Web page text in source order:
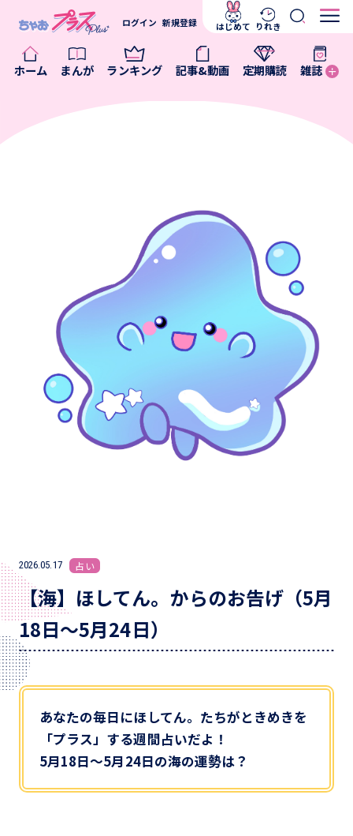
ホーム まんが ランキング 記事&動画 定期購読 雑誌
ログイン 新規登録 はじめて りれき
2026.05.17 占い
【海】ほしてん。からのお告げ（5月
18日～5月24日）
あなたの毎日にほしてん。たちがときめきを
「プラス」する週間占いだよ！
5月18日～5月24日の海の運勢は？